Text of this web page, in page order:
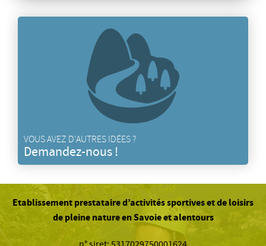
VOUS AVEZ D'AUTRES IDÉES ?
Demandez-nous !
Etablissement prestataire d’activités sportives et de loisirs
de pleine nature en Savoie et alentours